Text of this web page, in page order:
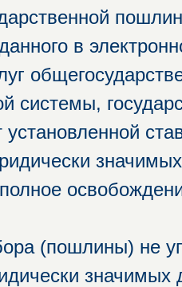
в
системы,
установленной
(пошлины) не